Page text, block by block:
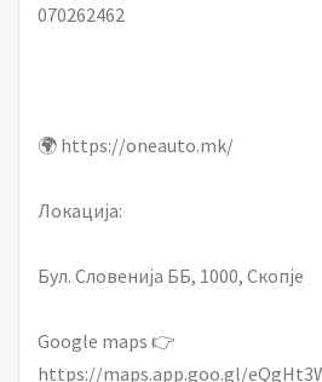
070262462
🌍 https://oneauto.mk/
Локација:
Бул. Словенија ББ, 1000, Скопје
Google maps 👉
https://maps.app.goo.gl/